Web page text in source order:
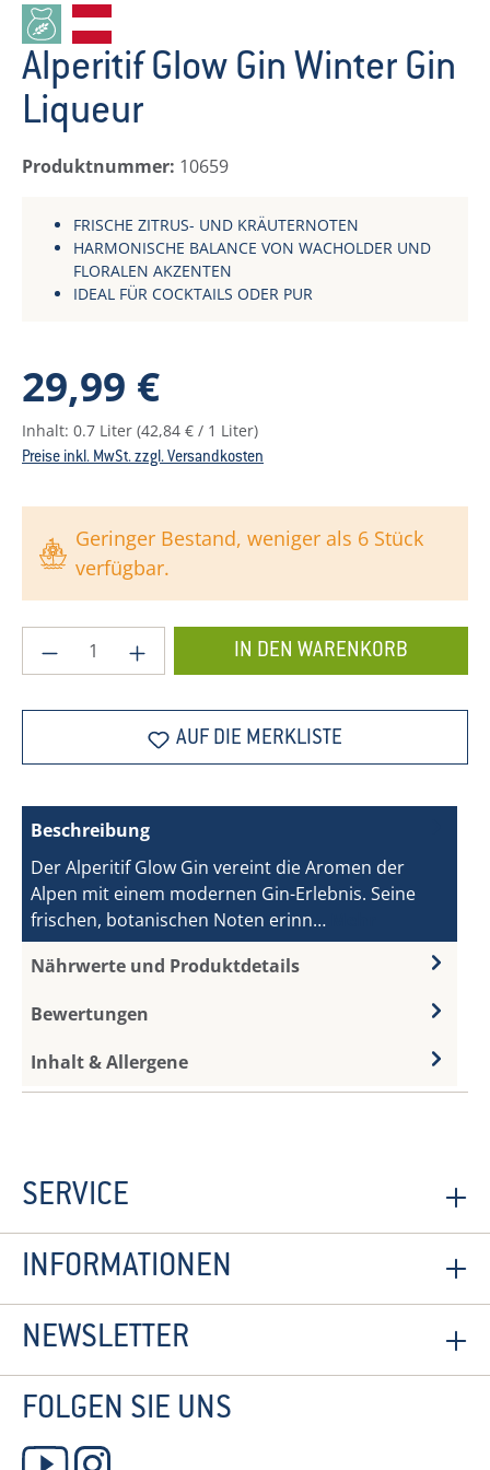
Alperitif Glow Gin Winter Gin
Liqueur
Produktnummer: 10659
FRISCHE ZITRUS- UND KRÄUTERNOTEN
HARMONISCHE BALANCE VON WACHOLDER UND
FLORALEN AKZENTEN
IDEAL FÜR COCKTAILS ODER PUR
Regulärer Preis:
29,99 €
Inhalt: 0.7 Liter (42,84 € / 1 Liter)
Preise inkl. MwSt. zzgl. Versandkosten
Geringer Bestand, weniger als 6 Stück
verfügbar.
Produkt Anzahl: Gib den gewünschten
IN DEN WARENKORB
AUF DIE MERKLISTE
Beschreibung
Der Alperitif Glow Gin vereint die Aromen der
Alpen mit einem modernen Gin-Erlebnis. Seine
frischen, botanischen Noten erinn…
Nährwerte und Produktdetails
Bewertungen
Inhalt & Allergene
SERVICE
INFORMATIONEN
NEWSLETTER
FOLGEN SIE UNS